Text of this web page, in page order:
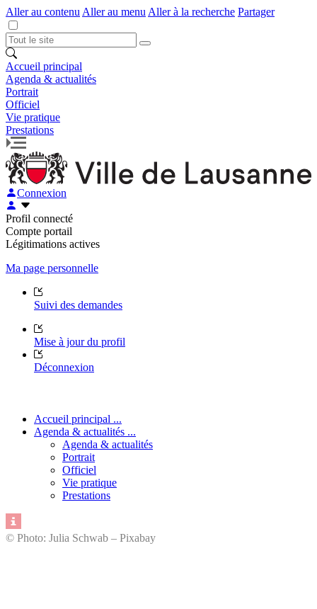
Aller au contenu Aller au menu Aller à la recherche Partager
Accueil principal
Agenda & actualités
Portrait
Officiel
Vie pratique
Prestations
Connexion
Profil connecté
Compte portail
Légitimations actives
Ma page personnelle
Suivi des demandes
Mise à jour du profil
Déconnexion
Accueil principal ...
Agenda & actualités ...
Agenda & actualités
Portrait
Officiel
Vie pratique
Prestations
© Photo: Julia Schwab – Pixabay